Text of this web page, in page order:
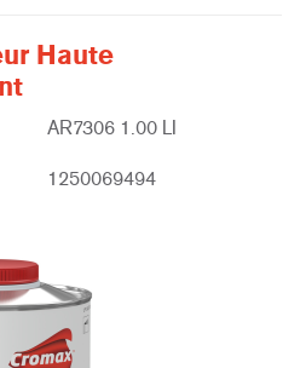
Haute
AR7306 1.00 LI
1250069494